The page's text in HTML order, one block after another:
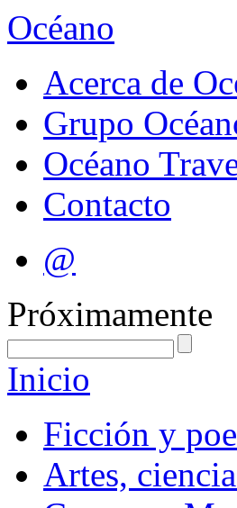
Océano
Acerca de
Grupo
Océano
Contacto
@
Próximamente
Inicio
Ficción y
Artes,